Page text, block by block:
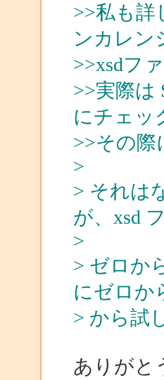
>>私も
ンカレン
>>xsdフ
>>実際は
にチェッ
>>その際
>
> それは
が、xsd
>
> ゼロか
にゼロか
> から試
ありがと